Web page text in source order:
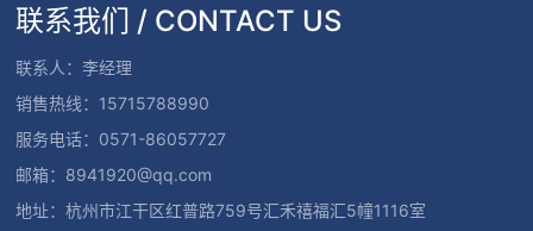
联系我们 / CONTACT US
联系人：李经理
销售热线：15715788990
服务电话：0571-86057727
邮箱：8941920@qq.com
地址：杭州市江干区红普路759号汇禾禧福汇5幢1116室